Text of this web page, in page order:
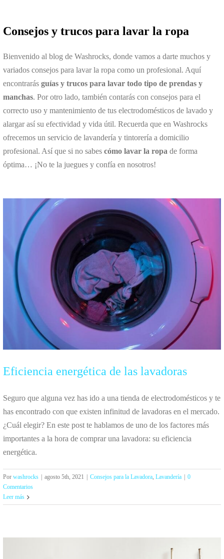
Consejos y trucos para lavar la ropa
Bienvenido al blog de Washrocks, donde vamos a darte muchos y
variados consejos para lavar la ropa como un profesional. Aquí
encontrarás guías y trucos para lavar todo tipo de prendas y
manchas. Por otro lado, también contarás con consejos para el
correcto uso y mantenimiento de tus electrodomésticos de lavado y
alargar así su efectividad y vida útil. Recuerda que en Washrocks
ofrecemos un servicio de lavandería y tintorería a domicilio
profesional. Así que si no sabes cómo lavar la ropa de forma
óptima… ¡No te la juegues y confía en nosotros!
Eficiencia energética de las lavadoras
Seguro que alguna vez has ido a una tienda de electrodomésticos y te
has encontrado con que existen infinitud de lavadoras en el mercado.
¿Cuál elegir? En este post te hablamos de uno de los factores más
importantes a la hora de comprar una lavadora: su eficiencia
energética.
Por washrocks agosto 5th, 2021 Consejos para la Lavadora, Lavandería
0
Comentarios
Leer más